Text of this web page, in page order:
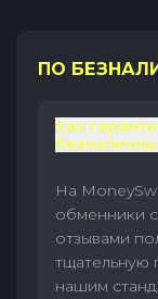
ПО
Как
На
обменники
отзывами
тщательную
нашим